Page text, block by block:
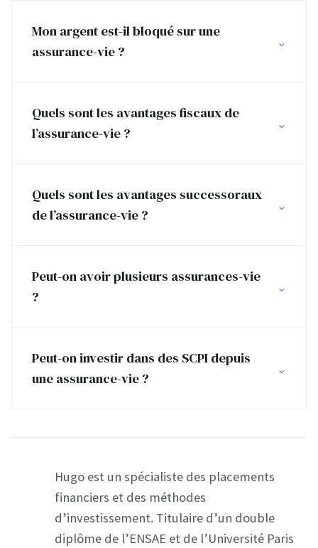
Mon argent est-il bloqué sur une
assurance-vie ?
Quels sont les avantages fiscaux de
l’assurance-vie ?
Quels sont les avantages successoraux
de l’assurance-vie ?
Peut-on avoir plusieurs assurances-vie
?
Peut-on investir dans des SCPI depuis
une assurance-vie ?
Hugo est un spécialiste des placements
financiers et des méthodes
d’investissement. Titulaire d’un double
diplôme de l’ENSAE et de l’Université Paris